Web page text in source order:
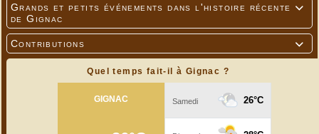

Grands et petits événements dans l'histoire récente
de Gignac

Contributions
Quel temps fait-il à Gignac ?